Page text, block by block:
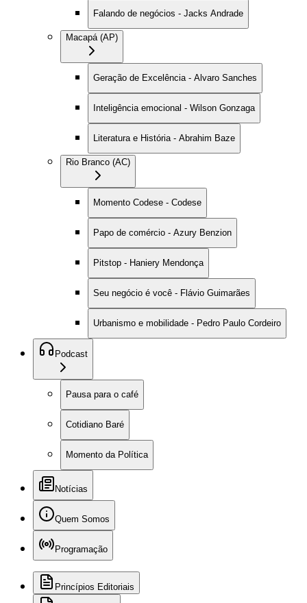
Falando de negócios - Jacks Andrade
Macapá (AP)
Geração de Excelência - Alvaro Sanches
Inteligência emocional - Wilson Gonzaga
Literatura e História - Abrahim Baze
Rio Branco (AC)
Momento Codese - Codese
Papo de comércio - Azury Benzion
Pitstop - Haniery Mendonça
Seu negócio é você - Flávio Guimarães
Urbanismo e mobilidade - Pedro Paulo Cordeiro
Podcast
Pausa para o café
Cotidiano Baré
Momento da Política
Notícias
Quem Somos
Programação
Princípios Editoriais